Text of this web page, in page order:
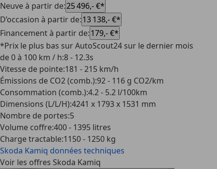
Neuve à partir de:25 496,- €*
D’occasion à partir de:13 138,- €*
Financement à partir de:179,- €*
*Prix le plus bas sur AutoScout24 sur le dernier mois
de 0 à 100 km / h:8 - 12.3s
Vitesse de pointe:181 - 215 km/h
Émissions de CO2 (comb.):92 - 116 g CO2/km
Consommation (comb.):4.2 - 5.2 l/100km
Dimensions (L/L/H):4241 x 1793 x 1531 mm
Nombre de portes:5
Volume coffre:400 - 1395 litres
Charge tractable:1150 - 1250 kg
Skoda Kamiq données techniques
Voir les offres Skoda Kamiq